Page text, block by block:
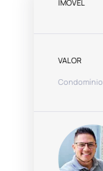
IMÓVEL
VALOR
Condomínio